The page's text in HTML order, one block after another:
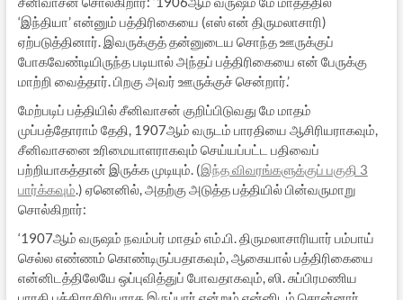
‘இந்தியா’ என்னும் பத்திரிகையை (எஸ் என் திருமலாசாரி)
ஏற்படுத்தினார். இவருக்குத் தன்னுடைய சொந்த ஊருக்குப்
போகவேண்டியிருந்த படியால் அந்தப் பத்திரிகையை என் பேருக்கு
மாற்றி வைத்தார். பிறகு அவர் ஊருக்குச் சென்றார்.’
மேற்படிப் பத்தியில் சீனிவாசன் குறிப்பிடுவது மே மாதம்
முப்பத்தோராம் தேதி, 1907ஆம் வருடம் பாரதியை ஆசிரியராகவும்,
சீனிவாசனை உரிமையாளராகவும் செய்யப்பட்ட பதிவைப்
பற்றியாகத்தான் இருக்க முடியும். (இந்த விவரங்களுக்குப் பகுதி 3
பார்க்கவும்.) ஏனெனில், அதற்கு அடுத்த பத்தியில் பின்வருமாறு
சொல்கிறார்:
‘1907ஆம் வருஷம் நவம்பர் மாதம் எம்.பி. திருமலாசாரியார் பம்பாய்
செல்ல எண்ணம் கொண்டிருப்பதாகவும், ஆகையால் பத்திரிகையை
என்னிடத்திலேயே ஒப்புவித்துப் போவதாகவும், ஸி. சுப்பிரமணிய